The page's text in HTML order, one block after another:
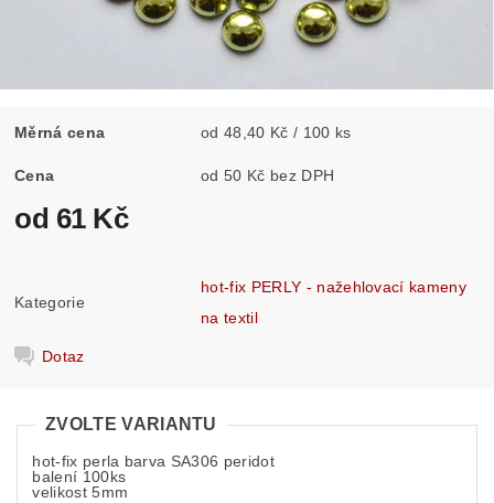
Měrná cena od 48,40 Kč / 100 ks
Cena od 50 Kč bez DPH
od 61 Kč
Kategorie
hot-fix PERLY - nažehlovací kameny
na textil
Dotaz
ZVOLTE VARIANTU
hot-fix perla barva SA306 peridot
balení 100ks
velikost 5mm